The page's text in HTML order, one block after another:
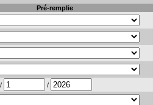
Pré-remplie
/ /